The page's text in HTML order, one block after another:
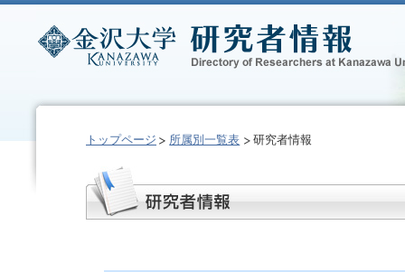
トップページ 所属別一覧表 研究者情報